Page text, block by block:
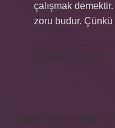
çalışmak demektir.
zoru budur.
Devamını okuyun
https://